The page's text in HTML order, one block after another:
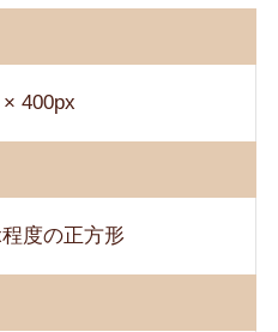
400px
度の正方形